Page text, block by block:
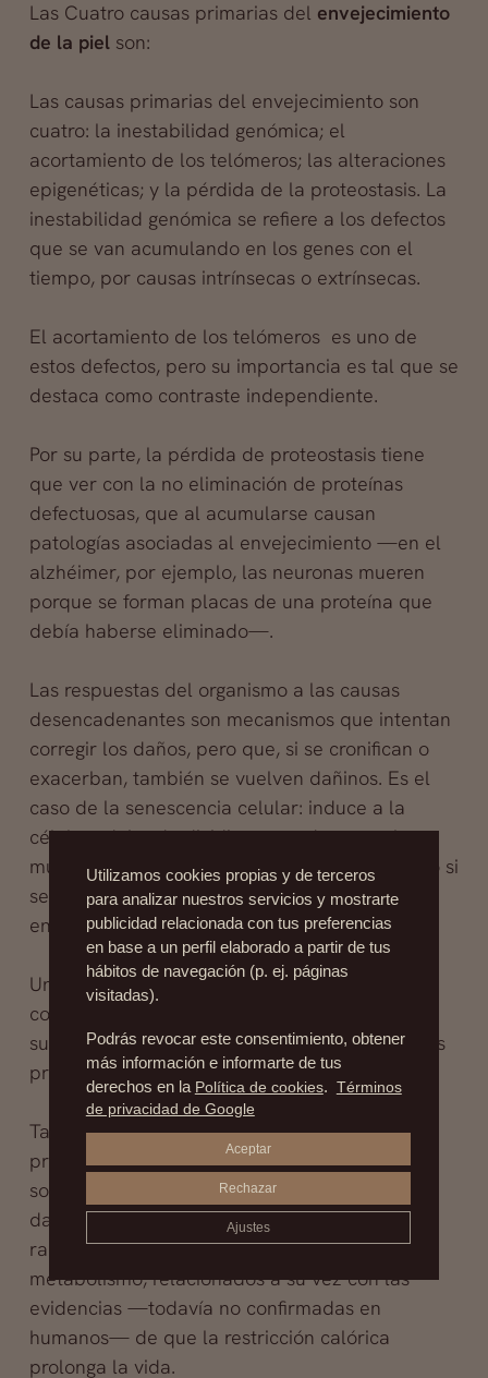
Las Cuatro causas primarias del envejecimiento
de la pielson:
Las causas primarias del envejecimiento son
cuatro: la inestabilidad genómica; el
acortamiento de los telómeros; las alteraciones
epigenéticas; y la pérdida de la proteostasis. La
inestabilidad genómica se refiere a los defectos
que se van acumulando en los genes con el
tiempo, por causas intrínsecas o extrínsecas.
El acortamiento de los telómeros es uno de
estos defectos, pero su importancia es tal que se
destaca como contraste independiente.
Por su parte, la pérdida de proteostasis tiene
que ver con la no eliminación de proteínas
defectuosas, que al acumularse causan
patologías asociadas al envejecimiento —en el
alzhéimer, por ejemplo, las neuronas mueren
porque se forman placas de una proteína que
debía haberse eliminado—.
Las respuestas del organismo a las causas
desencadenantes son mecanismos que intentan
corregir los daños, pero que, si se cronifican o
exacerban, también se vuelven dañinos. Es el
caso de la senescencia celular: induce a la
célula a dejar de dividirse cuando acumula
muchos defectos y así previene el cáncer, pero si
se da en exceso los tejidos —y el organismo—
envejecen.
Uno de los retos ahora es entender las
conexiones entre todos los hallmarks y, por
supuesto, investigar la forma de controlar estos
procesos
También tienen este doble filo otros dos
procesos muy presentes en las discusiones
sobre teorías del envejecimiento: el llamado
daño oxidativo, relacionado con los famosos
radicales libres; y mecanismos derivados del
metabolismo, relacionados a su vez con las
evidencias —todavía no confirmadas en
humanos— de que la restricción calórica
prolonga la vida.
Utilizamos cookies propias y de terceros
para analizar nuestros servicios y mostrarte
publicidad relacionada con tus preferencias
en base a un perfil elaborado a partir de tus
hábitos de navegación (p. ej. páginas
visitadas).
Podrás revocar este consentimiento, obtener
más información e informarte de tus
derechos en la Política de cookies. Términos
de privacidad de Google
Aceptar
Rechazar
Ajustes